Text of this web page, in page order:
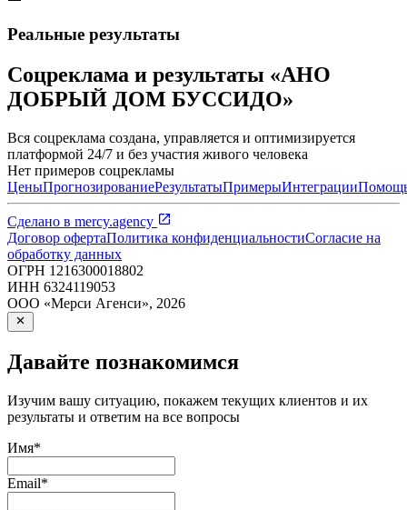
Реальные результаты
Соцреклама и результаты «АНО
ДОБРЫЙ ДОМ БУССИДО»
Вся соцреклама создана, управляется и оптимизируется
платформой 24/7 и без участия живого человека
Нет примеров соцрекламы
ЦеныПрогнозированиеРезультатыПримерыИнтеграции
Сделано в mercy.agency
Договор офертаПолитика конфиденциальностиСогласие на
обработку данных
ОГРН 1216300018802
ИНН 6324119053
ООО «Мерси Агенси», 2026
Давайте познакомимся
Изучим вашу ситуацию, покажем текущих клиентов и их
результаты и ответим на все вопросы
Имя*
Email*